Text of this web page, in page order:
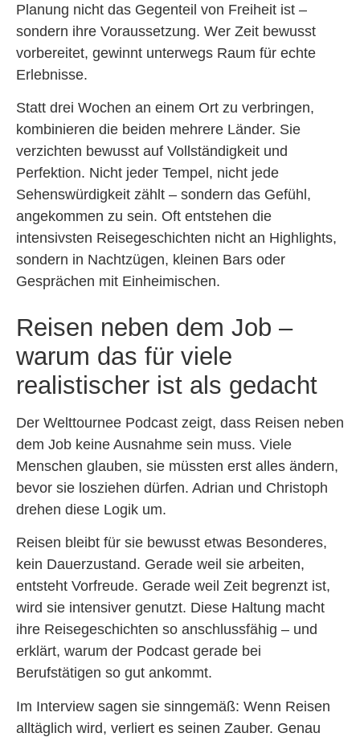
Planung nicht das Gegenteil von Freiheit ist –
sondern ihre Voraussetzung. Wer Zeit bewusst
vorbereitet, gewinnt unterwegs Raum für echte
Erlebnisse.
Statt drei Wochen an einem Ort zu verbringen,
kombinieren die beiden mehrere Länder. Sie
verzichten bewusst auf Vollständigkeit und
Perfektion. Nicht jeder Tempel, nicht jede
Sehenswürdigkeit zählt – sondern das Gefühl,
angekommen zu sein. Oft entstehen die
intensivsten Reisegeschichten nicht an Highlights,
sondern in Nachtzügen, kleinen Bars oder
Gesprächen mit Einheimischen.
Reisen neben dem Job –
warum das für viele
realistischer ist als gedacht
Der Welttournee Podcast zeigt, dass Reisen neben
dem Job keine Ausnahme sein muss. Viele
Menschen glauben, sie müssten erst alles ändern,
bevor sie losziehen dürfen. Adrian und Christoph
drehen diese Logik um.
Reisen bleibt für sie bewusst etwas Besonderes,
kein Dauerzustand. Gerade weil sie arbeiten,
entsteht Vorfreude. Gerade weil Zeit begrenzt ist,
wird sie intensiver genutzt. Diese Haltung macht
ihre Reisegeschichten so anschlussfähig – und
erklärt, warum der Podcast gerade bei
Berufstätigen so gut ankommt.
Im Interview sagen sie sinngemäß: Wenn Reisen
alltäglich wird, verliert es seinen Zauber. Genau